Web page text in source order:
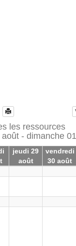
les ressources
- dimanche
jeudi 29
août
vendredi
30 août